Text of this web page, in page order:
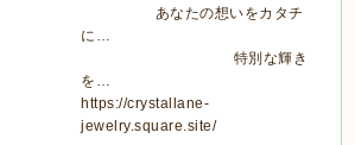
あなたの想いをカタチ
に…
特別な輝き
を…
https://crystallane-
jewelry.square.site/